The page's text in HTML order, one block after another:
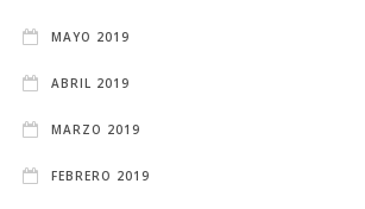
MAYO 2019
ABRIL 2019
MARZO 2019
FEBRERO 2019